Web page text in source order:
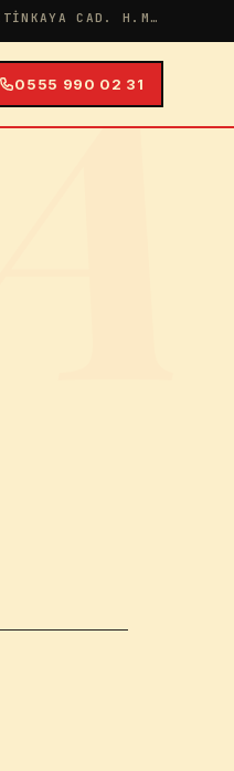
BÜYÜKDERE MAH. ALI ÇETINKAYA CAD. H.MERYEM APT NO:38 İÇ KAPI NO:4
0555 990 02 31